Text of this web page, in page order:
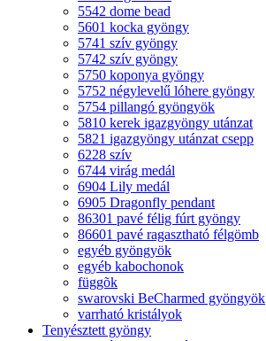
5542 dome bead
5601 kocka gyöngy
5741 szív gyöngy
5742 szív gyöngy
5750 koponya gyöngy
5752 négylevelű lóhere gyöngy
5754 pillangó gyöngyök
5810 kerek igazgyöngy utánzat
5821 igazgyöngy utánzat csepp
6228 szív
6744 virág medál
6904 Lily medál
6905 Dragonfly pendant
86301 pavé félig fúrt gyöngy
86601 pavé ragasztható félgömb
egyéb gyöngyök
egyéb kabochonok
függõk
swarovski BeCharmed gyöngyök
varrható kristályok
Tenyésztett gyöngy